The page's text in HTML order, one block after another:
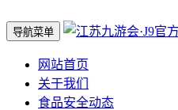
导航菜单
网站首页
关于我们
食品安全动态